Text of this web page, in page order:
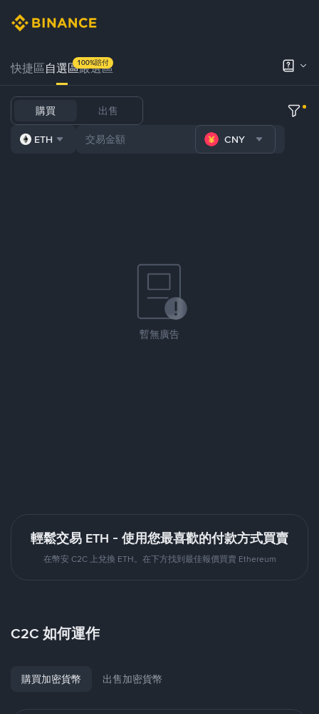
快捷區自選區嚴選區
100%賠付
購買 出售
ETH CNY
暫無廣告
輕鬆交易 ETH - 使用您最喜歡的付款方式買賣
在幣安 C2C 上兌換 ETH。在下方找到最佳報價買賣 Ethereum
C2C 如何運作
購買加密貨幣 出售加密貨幣